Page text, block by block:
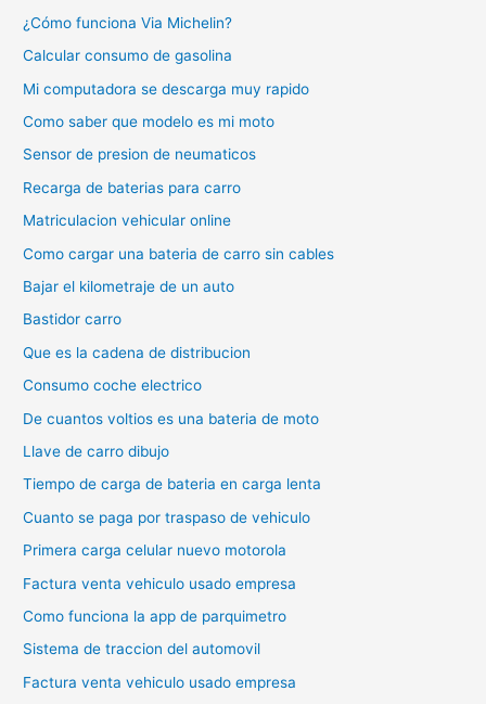
¿Cómo funciona Via Michelin?
Calcular consumo de gasolina
Mi computadora se descarga muy rapido
Como saber que modelo es mi moto
Sensor de presion de neumaticos
Recarga de baterias para carro
Matriculacion vehicular online
Como cargar una bateria de carro sin cables
Bajar el kilometraje de un auto
Bastidor carro
Que es la cadena de distribucion
Consumo coche electrico
De cuantos voltios es una bateria de moto
Llave de carro dibujo
Tiempo de carga de bateria en carga lenta
Cuanto se paga por traspaso de vehiculo
Primera carga celular nuevo motorola
Factura venta vehiculo usado empresa
Como funciona la app de parquimetro
Sistema de traccion del automovil
Factura venta vehiculo usado empresa